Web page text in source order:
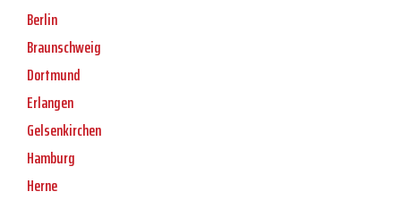
Berlin
Braunschweig
Dortmund
Erlangen
Gelsenkirchen
Hamburg
Herne